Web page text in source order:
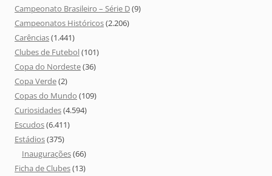
Campeonato Brasileiro – Série D(9)
Campeonatos Históricos(2.206)
Carências(1.441)
Clubes de Futebol(101)
Copa do Nordeste(36)
Copa Verde(2)
Copas do Mundo (109)
Curiosidades(4.594)
Escudos(6.411)
Estádios(375)
Inaugurações(66)
Ficha de Clubes(13)